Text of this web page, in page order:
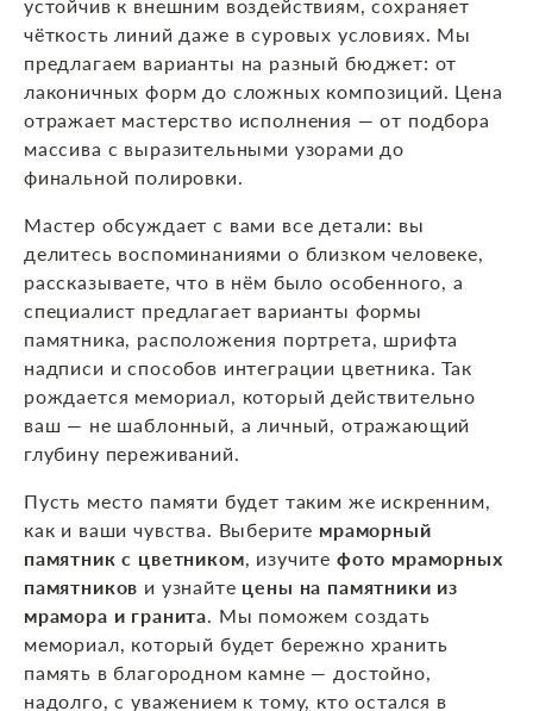
устойчив к внешним воздействиям, сохраняет
чёткость линий даже в суровых условиях. Мы
предлагаем варианты на разный бюджет: от
лаконичных форм до сложных композиций. Цена
отражает мастерство исполнения — от подбора
массива с выразительными узорами до
финальной полировки.
Мастер обсуждает с вами все детали: вы
делитесь воспоминаниями о близком человеке,
рассказываете, что в нём было особенного, а
специалист предлагает варианты формы
памятника, расположения портрета, шрифта
надписи и способов интеграции цветника. Так
рождается мемориал, который действительно
ваш — не шаблонный, а личный, отражающий
глубину переживаний.
Пусть место памяти будет таким же искренним,
как и ваши чувства. Выберите мраморный
памятник с цветником, изучите фото мраморных
памятников и узнайте цены на памятники из
мрамора и гранита. Мы поможем создать
мемориал, который будет бережно хранить
память в благородном камне — достойно,
надолго, с уважением к тому, кто остался в